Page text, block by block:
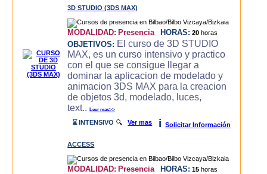
3D STUDIO (3DS MAX)
MODALIDAD: Presencia HORAS: 20 horas
OBJETIVOS: El curso de 3D STUDIO
MAX, es un curso intensivo y practico
con el que se consigue llegar a
dominar la aplicacion de modelado y
animacion 3DS MAX para la creacion
de objetos 3d, modelado, luces,
text..Leer mas>>
⌛ INTENSIVO 🔍Ver mas i Solicitar Información
ACCESS
MODALIDAD: Presencia HORAS: 15 horas